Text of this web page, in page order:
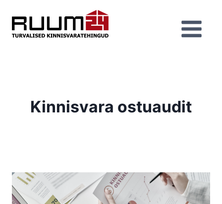
content
Kinnisvara ostuaudit